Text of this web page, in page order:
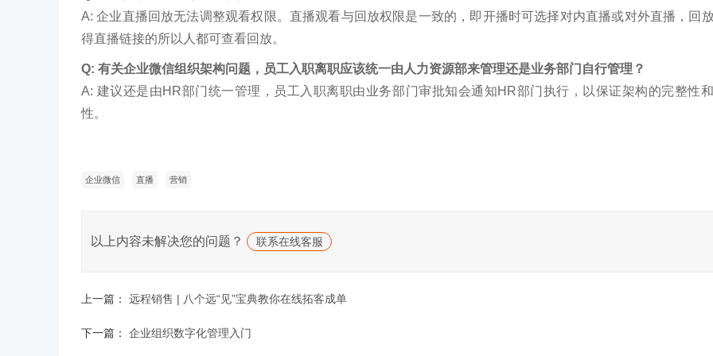
A: 企业直播回放无法调整观看权限。直播观看与回放权限是一致的，即开播时可选择对内直播或对外直播，回
得直播链接的所以人都可查看回放。
Q: 有关企业微信组织架构问题，员工入职离职应该统一由人力资源部来管理还是业务部门自行管理？
A: 建议还是由HR部门统一管理，员工入职离职由业务部门审批知会通知HR部门执行，以保证架构的完整性
性。
企业微信 直播 营销
以上内容未解决您的问题？ 联系在线客服
上一篇： 远程销售 | 八个远“见”宝典教你在线拓客成单
下一篇： 企业组织数字化管理入门